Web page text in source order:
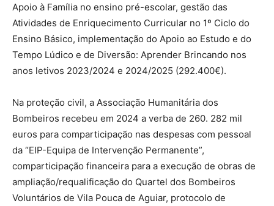
Apoio à Família no ensino pré-escolar, gestão das
Atividades de Enriquecimento Curricular no 1º Ciclo do
Ensino Básico, implementação do Apoio ao Estudo e do
Tempo Lúdico e de Diversão: Aprender Brincando nos
anos letivos 2023/2024 e 2024/2025 (292.400€).
Na proteção civil, a Associação Humanitária dos
Bombeiros recebeu em 2024 a verba de 260. 282 mil
euros para comparticipação nas despesas com pessoal
da “EIP-Equipa de Intervenção Permanente”,
comparticipação financeira para a execução de obras de
ampliação/requalificação do Quartel dos Bombeiros
Voluntários de Vila Pouca de Aguiar, protocolo de